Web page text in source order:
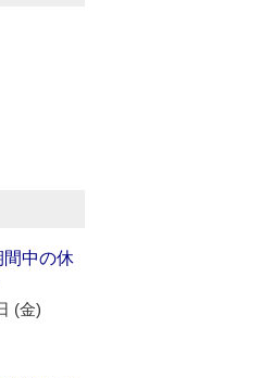
間中の休
(金)